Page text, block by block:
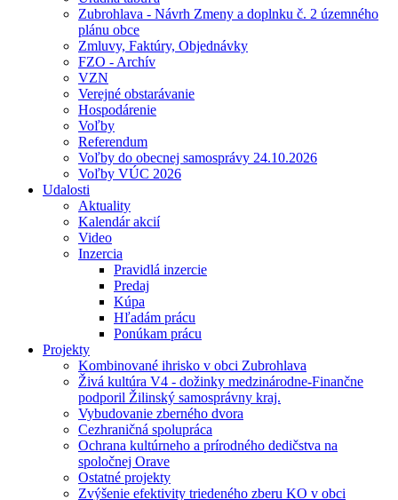
Zubrohlava - Návrh Zmeny a doplnku č. 2 územného
plánu obce
Zmluvy, Faktúry, Objednávky
FZO - Archív
VZN
Verejné obstarávanie
Hospodárenie
Voľby
Referendum
Voľby do obecnej samosprávy 24.10.2026
Voľby VÚC 2026
Udalosti
Aktuality
Kalendár akcií
Video
Inzercia
Pravidlá inzercie
Predaj
Kúpa
Hľadám prácu
Ponúkam prácu
Projekty
Kombinované ihrisko v obci Zubrohlava
Živá kultúra V4 - dožinky medzinárodne-Finančne
podporil Žilinský samosprávny kraj.
Vybudovanie zberného dvora
Cezhraničná spolupráca
Ochrana kultúrneho a prírodného dedičstva na
spoločnej Orave
Ostatné projekty
Zvýšenie efektivity triedeného zberu KO v obci